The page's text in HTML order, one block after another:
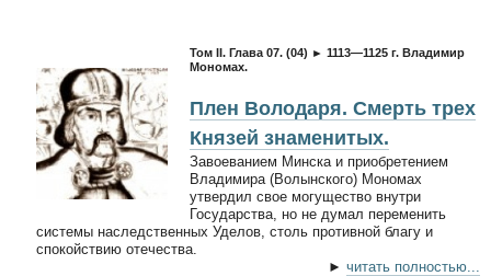
Том II. Глава 07. (04) ► 1113—1125 г. Владимир
Мономах.
Плен Володаря. Смерть трех
Князей знаменитых.
Завоеванием Минска и приобретением
Владимира (Волынского) Мономах
утвердил свое могущество внутри
Государства, но не думал переменить
системы наследственных Уделов, столь противной благу и
спокойствию отечества.
► читать полностью...